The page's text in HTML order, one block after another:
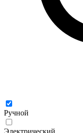
Ручной
Электрический